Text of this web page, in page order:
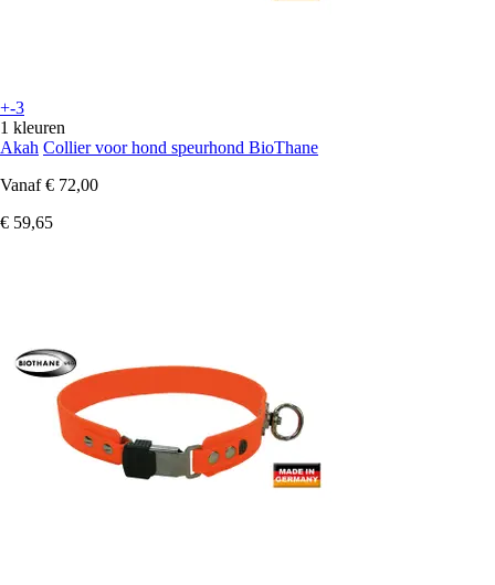
+-3
1 kleuren
Akah Collier voor hond speurhond BioThane
Vanaf € 72,00
€ 59,65